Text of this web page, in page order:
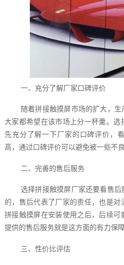
一、充分了解厂家口碑评价
随着拼接触摸屏市场的扩大，生
大家都希望在该市场上分一杯羹。
先充分了解一下厂家的口碑评价，
高，通过口碑评价可以避免被一些不
二、完善的售后服务
选择拼接触摸屏厂家还要看售
的，售后代表了厂家的责任，也是
拼接触摸屏在安装使用之后，后续
提供的售后服务就是这方面的有力保障
三、性价比评估